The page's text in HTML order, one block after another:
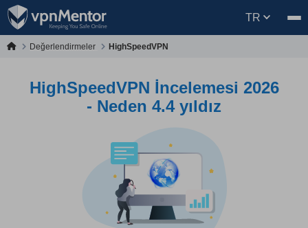
TR
Değerlendirmeler HighSpeedVPN
HighSpeedVPN İncelemesi 2026
- Neden 4.4 yıldız